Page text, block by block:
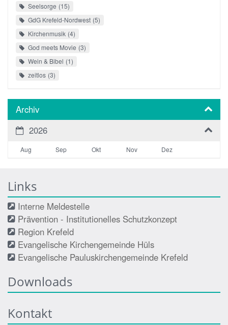
Seelsorge 15
GdG Krefeld-Nordwest 5
Kirchenmusik 4
God meets Movie 3
Wein & Bibel 1
zeitlos 3
Archiv
2026
Aug Sep Okt Nov Dez
Links
Interne Meldestelle
Prävention - Institutionelles Schutzkonzept
Region Krefeld
Evangelische Kirchengemeinde Hüls
Evangelische Pauluskirchengemeinde Krefeld
Downloads
Kontakt